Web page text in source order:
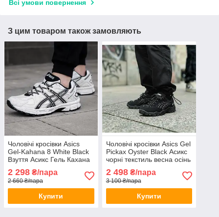
Всі умови повернення
З цим товаром також замовляють
Чоловічі кросівки Asics
Gel-Kahana 8 White Black
Взуття Асикс Гель Кахана
2 298 ₴/пара
2 660 ₴/пара
Купити
Чоловічі кросівки Asics Gel
Pickax Oyster Black Асикс
чорні текстиль весна осінь
2 498₴/пара
3 100 ₴/пара
Купити